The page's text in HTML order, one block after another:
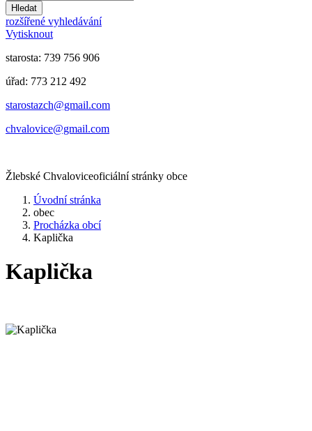
Hledat
rozšířené vyhledávání
Vytisknout
starosta: 739 756 906
úřad: 773 212 492
​​​​starostazch@gmail.com
​​​​chvalovice@gmail.com
Žlebské Chvaloviceoficiální stránky obce
Úvodní stránka
obec
Procházka obcí
Kaplička
Kaplička